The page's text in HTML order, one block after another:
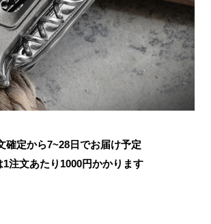
確定から7~28日でお届け予定
1注文あたり 1000円かかります